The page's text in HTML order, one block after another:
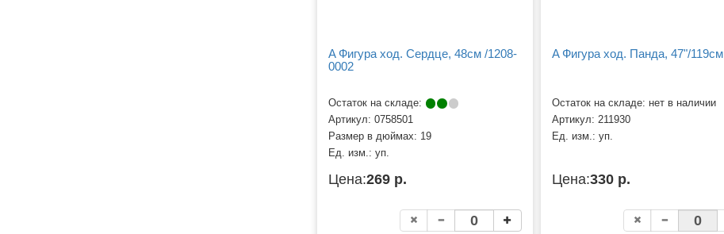
A Фигура ход. Сердце, 48см /1208-
0002
Остаток на складе:
Артикул: 0758501
Размер в дюймах: 19
Ед. изм.: уп.
Цена:269 р.
A Фигура ход. Панда, 47"/119см
Остаток на складе: нет в наличии
Артикул: 211930
Ед. изм.: уп.
Цена:330 р.